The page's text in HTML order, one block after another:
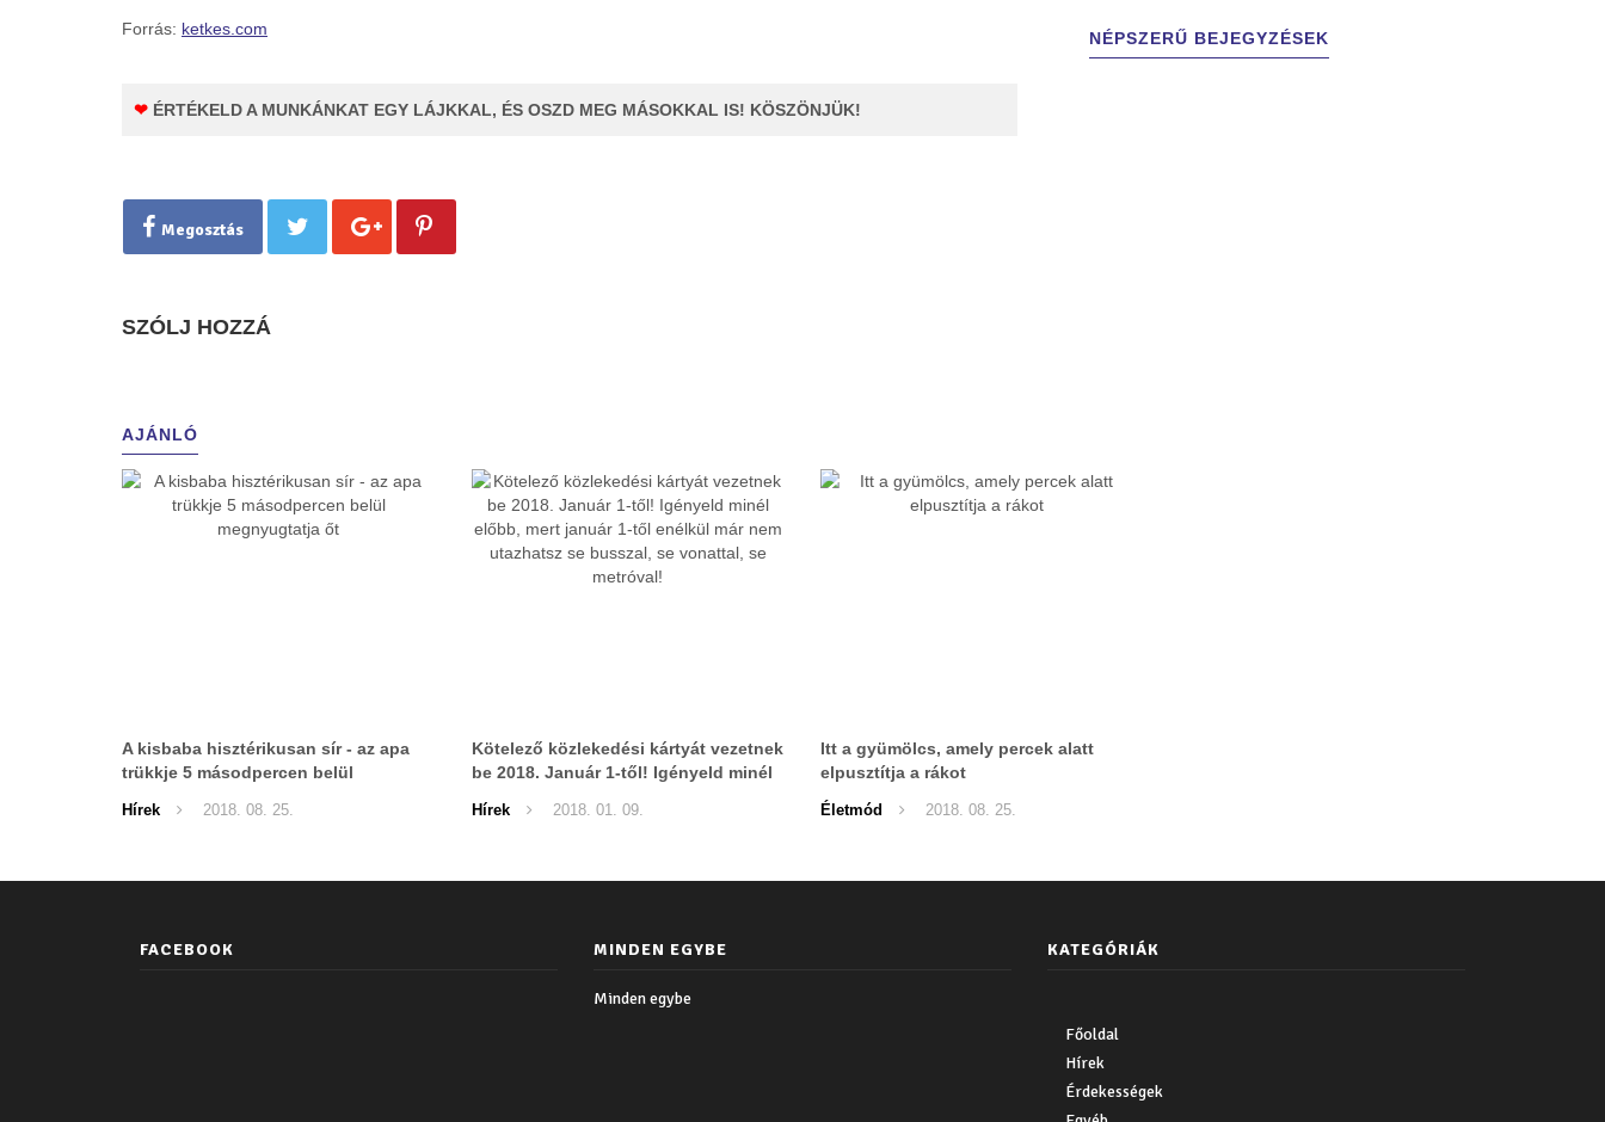
Forrás: ketkes.com
❤ ÉRTÉKELD A MUNKÁNKAT EGY LÁJKKAL, ÉS OSZD MEG MÁSOKKAL IS! KÖSZÖNJÜK!
Megosztás
SZÓLJ HOZZÁ
NÉPSZERŰ BEJEGYZÉSEK
AJÁNLÓ
A kisbaba hisztérikusan sír - az apa
trükkje 5 másodpercen belül
Hírek 2018. 08. 25.
Kötelező közlekedési kártyát vezetnek
be 2018. Január 1-től! Igényeld minél
nem utazhatsz se busszal, se
Hírek 2018. 01. 09.
Itt a gyümölcs, amely percek alatt
elpusztítja a rákot
Életmód 2018. 08. 25.
FACEBOOK MINDEN EGYBE
Minden egybe
KATEGÓRIÁK
Főoldal
Hírek
Érdekességek